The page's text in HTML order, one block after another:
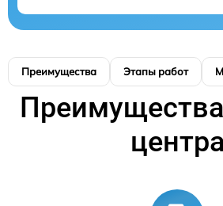
Преимущества Этапы работ
центра